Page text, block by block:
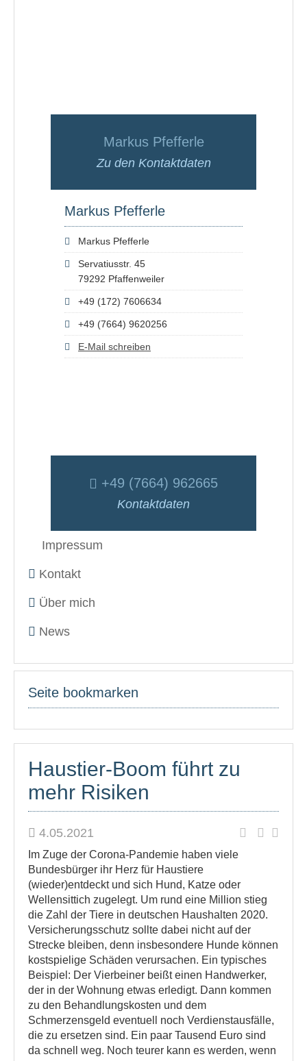
Markus Pfefferle
Zu den Kontaktdaten
Markus Pfefferle
Markus Pfefferle
Servatiusstr. 45
79292 Pfaffenweiler
+49 (172) 7606634
+49 (7664) 9620256
E-Mail schreiben
+49 (7664) 962665
Kontaktdaten
Impressum
Kontakt
Über mich
News
Seite bookmarken
Haustier-Boom führt zu
mehr Risiken
4.05.2021
Im Zuge der Corona-Pandemie haben viele
Bundesbürger ihr Herz für Haustiere
(wieder)entdeckt und sich Hund, Katze oder
Wellensittich zugelegt. Um rund eine Million stieg
die Zahl der Tiere in deutschen Haushalten 2020.
Versicherungsschutz sollte dabei nicht auf der
Strecke bleiben, denn insbesondere Hunde können
kostspielige Schäden verursachen. Ein typisches
Beispiel: Der Vierbeiner beißt einen Handwerker,
der in der Wohnung etwas erledigt. Dann kommen
zu den Behandlungskosten und dem
Schmerzensgeld eventuell noch Verdienstausfälle,
die zu ersetzen sind. Ein paar Tausend Euro sind
da schnell weg. Noch teurer kann es werden, wenn